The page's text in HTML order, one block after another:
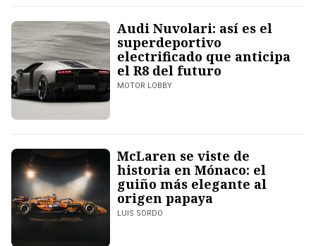
Audi Nuvolari: así es el
superdeportivo
electrificado que anticipa
el R8 del futuro
MOTOR LOBBY
McLaren se viste de
historia en Mónaco: el
guiño más elegante al
origen papaya
LUIS SORDO